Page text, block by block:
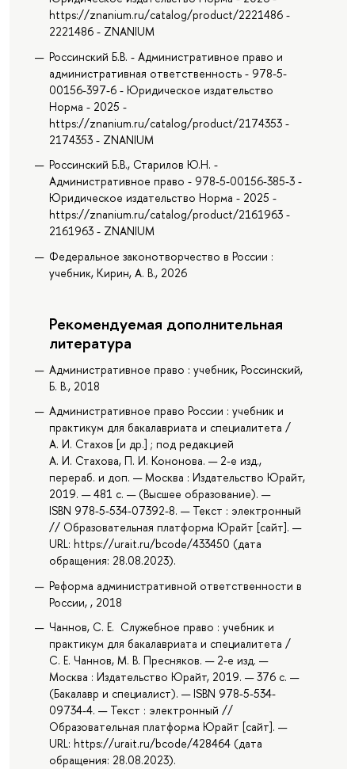
https://znanium.ru/catalog/product/2221486 -
2221486 - ZNANIUM
Россинский Б.В. - Административное право и
административная ответственность - 978-5-
00156-397-6 - Юридическое издательство
Норма - 2025 -
https://znanium.ru/catalog/product/2174353 -
2174353 - ZNANIUM
Россинский Б.В., Старилов Ю.Н. -
Административное право - 978-5-00156-385-3 -
Юридическое издательство Норма - 2025 -
https://znanium.ru/catalog/product/2161963 -
2161963 - ZNANIUM
Федеральное законотворчество в России :
учебник, Кирин, А. В., 2026
Рекомендуемая дополнительная
литература
Административное право : учебник, Россинский,
Б. В., 2018
Административное право России : учебник и
практикум для бакалавриата и специалитета /
А. И. Стахов [и др.] ; под редакцией
А. И. Стахова, П. И. Кононова. — 2-е изд.,
перераб. и доп. — Москва : Издательство Юрайт,
2019. — 481 с. — (Высшее образование). —
ISBN 978-5-534-07392-8. — Текст : электронный
// Образовательная платформа Юрайт [сайт]. —
URL: https://urait.ru/bcode/433450 (дата
обращения: 28.08.2023).
Реформа административной ответственности в
России, , 2018
Чаннов, С. Е. Служебное право : учебник и
практикум для бакалавриата и специалитета /
С. Е. Чаннов, М. В. Пресняков. — 2-е изд. —
Москва : Издательство Юрайт, 2019. — 376 с. —
(Бакалавр и специалист). — ISBN 978-5-534-
09734-4. — Текст : электронный //
Образовательная платформа Юрайт [сайт]. —
URL: https://urait.ru/bcode/428464 (дата
обращения: 28.08.2023).